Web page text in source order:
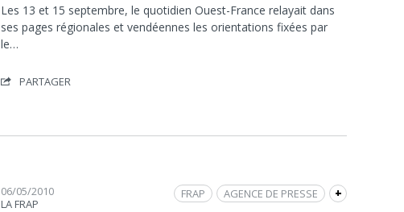
Les 13 et 15 septembre, le quotidien Ouest-France relayait dans
ses pages régionales et vendéennes les orientations fixées par
le…
PARTAGER
06/05/2010
LA FRAP
+
AGENCE DE PRESSE
FRAP